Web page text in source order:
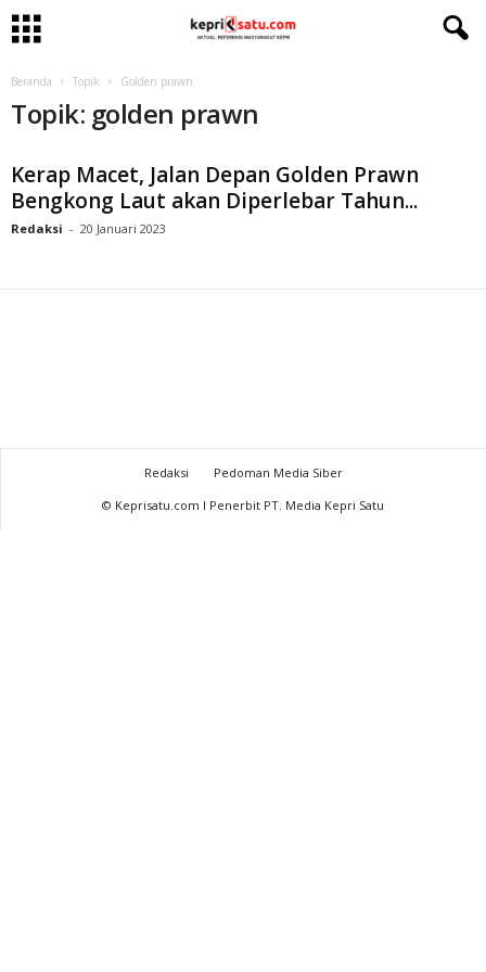
Beranda Topik Golden prawn
Topik: golden prawn
Kerap Macet, Jalan Depan Golden Prawn
Bengkong Laut akan Diperlebar Tahun...
Redaksi - 20 Januari 2023
Redaksi
Pedoman Media Siber
© Keprisatu.com I Penerbit PT. Media Kepri Satu